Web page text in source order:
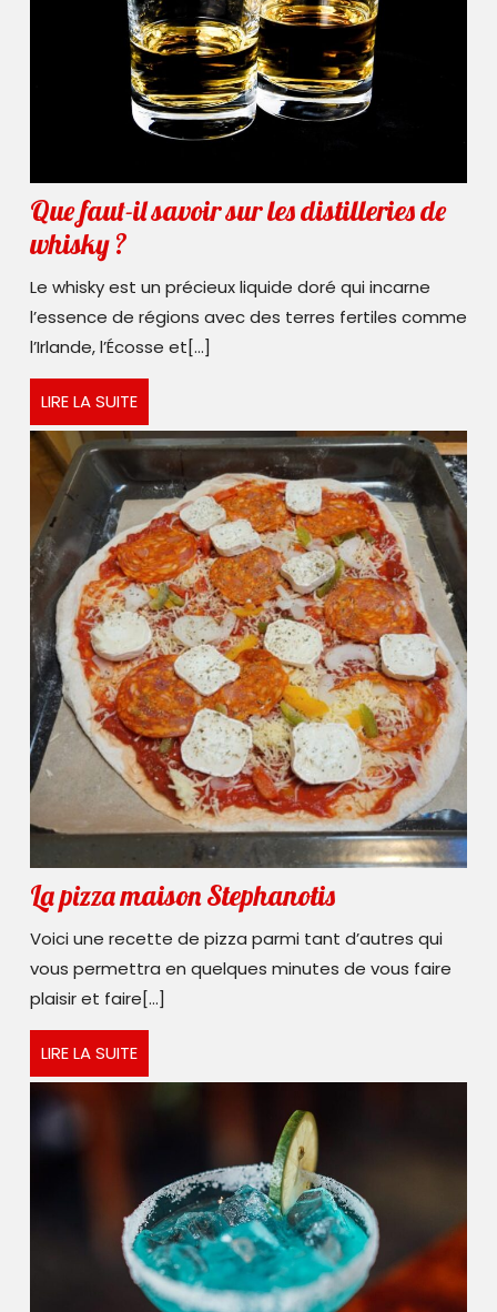
Que faut-il savoir sur les distilleries de
whisky ?
faut-
il
savoir
sur
les
distilleries
de
whisky ?
Le whisky est un précieux liquide doré qui incarne
l’essence de régions avec des terres fertiles comme
l’Irlande, l’Écosse et[...]
LIRE LA SUITELIRE
LA
SUITE
La pizza maison StephanotisLa
pizza
maison
Voici une recette de pizza parmi tant d’autres qui
vous permettra en quelques minutes de vous faire
plaisir et faire[...]
LIRE LA SUITELIRE
LA